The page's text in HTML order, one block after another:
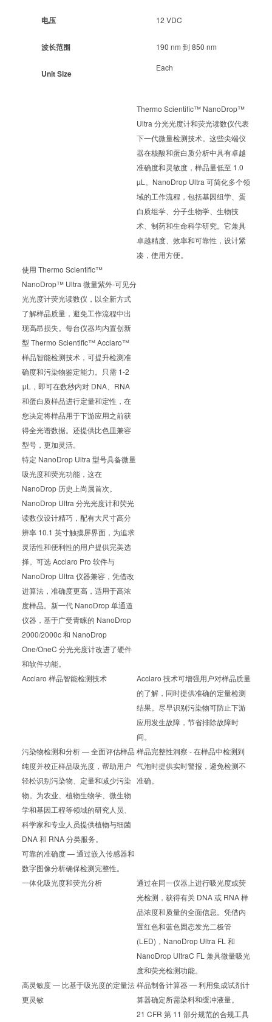
电压 12 VDC
波长范围 190 nm 到 850 nm
Unit Size
Each
Thermo Scientific™ NanoDrop™
Ultra 分光光度计和荧光读数仪代表
下一代微量检测技术。这些尖端仪
器在核酸和蛋白质分析中具有卓越
准确度和灵敏度，样品量低至 1.0
µL。NanoDrop Ultra 可简化多个领
域的工作流程，包括基因组学、蛋
白质组学、分子生物学、生物技
术、制药和生命科学研究。它兼具
卓越精度、效率和可靠性，设计紧
凑，使用方便。
使用 Thermo Scientific™
NanoDrop™ Ultra 微量紫外-可见分
光光度计荧光读数仪，以全新方式
了解样品质量，避免工作流程中出
现高昂损失。每台仪器均内置创新
型 Thermo Scientific™ Acclaro™
样品智能检测技术，可提升检测准
确度和污染物鉴定能力。只需 1-2
μL，即可在数秒内对 DNA、RNA
和蛋白质样品进行定量和定性，在
您决定将样品用于下游应用之前获
得全光谱数据。还提供比色皿兼容
型号，更加灵活。
特定 NanoDrop Ultra 型号具备微量
吸光度和荧光功能，这在
NanoDrop 历史上尚属首次。
NanoDrop Ultra 分光光度计和荧光
读数仪设计精巧，配有大尺寸高分
辨率 10.1 英寸触摸屏界面，为追求
灵活性和便利性的用户提供完美选
择。可选 Acclaro Pro 软件与
NanoDrop Ultra 仪器兼容，凭借改
进算法，准确度更高，适用于高浓
度样品。新一代 NanoDrop 单通道
仪器，基于广受青睐的 NanoDrop
2000/2000c 和 NanoDrop
One/OneC 分光光度计改进了硬件
和软件功能。
Acclaro 样品智能检测技术
Acclaro 技术可增强用户对样品质量
的了解，同时提供准确的定量检测
结果。尽早识别污染物可防止下游
应用发生故障，节省排除故障时
间。
污染物检测和分析 — 全面评估样品
纯度并校正样品吸光度，帮助用户
轻松识别污染物、定量和减少污染
物。为农业、植物生物学、微生物
学和基因工程等领域的研究人员、
科学家和专业人员提供植物与细菌
DNA 和 RNA 分类服务。
样品完整性洞察 - 在样品中检测到
气泡时提供实时警报，避免检测不
准确。
可靠的准确度 — 通过嵌入传感器和
数字图像分析确保检测完整性。
一体化吸光度和荧光分析
通过在同一仪器上进行吸光度或荧
光检测，获得有关 DNA 或 RNA 样
品浓度和质量的全面信息。凭借内
置红色和蓝色固态发光二极管
(LED)，NanoDrop Ultra FL 和
NanoDrop UltraC FL 兼具微量吸光
度和荧光检测功能。
高灵敏度 — 比基于吸光度的定量法
更灵敏
样品制备计算器 — 利用集成试剂计
算器确定所需染料和缓冲液量。
21 CFR 第 11 部分规范的合规工具